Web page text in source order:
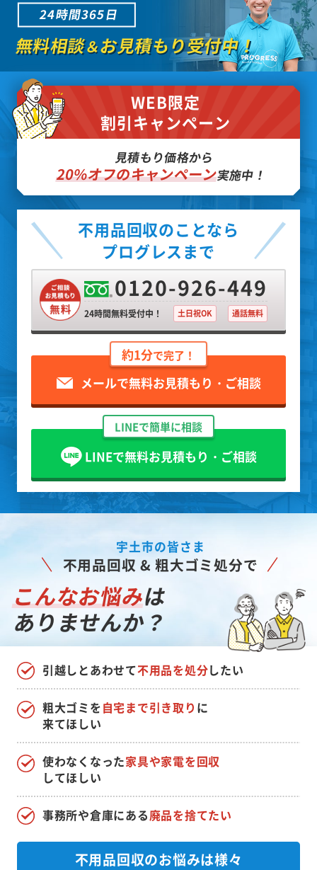
24時間365日
無料相談＆お見積もり受付中！
WEB限定
割引キャンペーン
見積もり価格から
20%オフのキャンペーン実施中！
不用品回収のことなら
プログレスまで
0120-926-449
24時間無料受付中！ 土日祝OK 通話無料
約1分で完了！
メールで無料お見積もり・ご相談
LINEで簡単に相談
LINEで無料お見積もり・ご相談
宇土市の皆さま
不用品回収 & 粗大ゴミ処分で
こんなお悩みは
ありませんか？
引越しとあわせて不用品を処分したい
使わなくなった家具や家電を回収
してほしい
粗大ゴミを自宅まで引き取り に
来てほしい
事務所や倉庫にある廃品を捨てたい
不用品回収のお悩みは様々